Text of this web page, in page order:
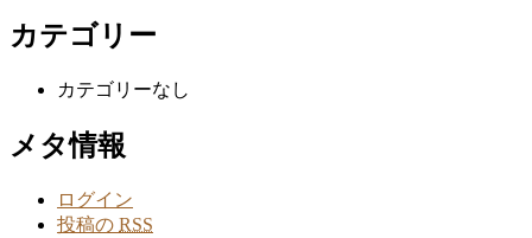
カテゴリー
カテゴリーなし
メタ情報
ログイン
投稿の RSS